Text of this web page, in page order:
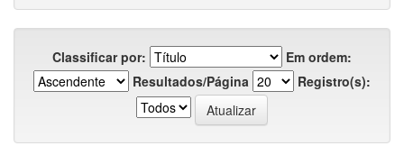
Classificar por:
Em ordem:
Resultados/Página
Registro(s):